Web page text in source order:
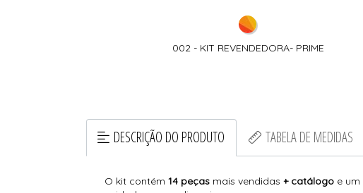
002 - KIT REVENDEDORA- PRIME
DESCRIÇÃO DO PRODUTO TABELA DE MEDIDAS
O kit contém14 peças mais vendidas+ catálogo e um